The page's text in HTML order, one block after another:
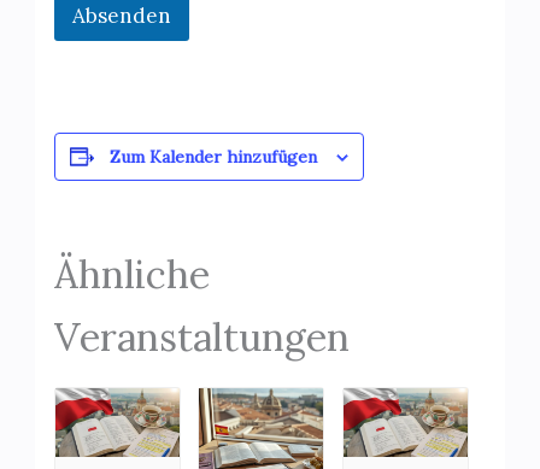
Absenden
Zum Kalender hinzufügen
Ähnliche
Veranstaltungen